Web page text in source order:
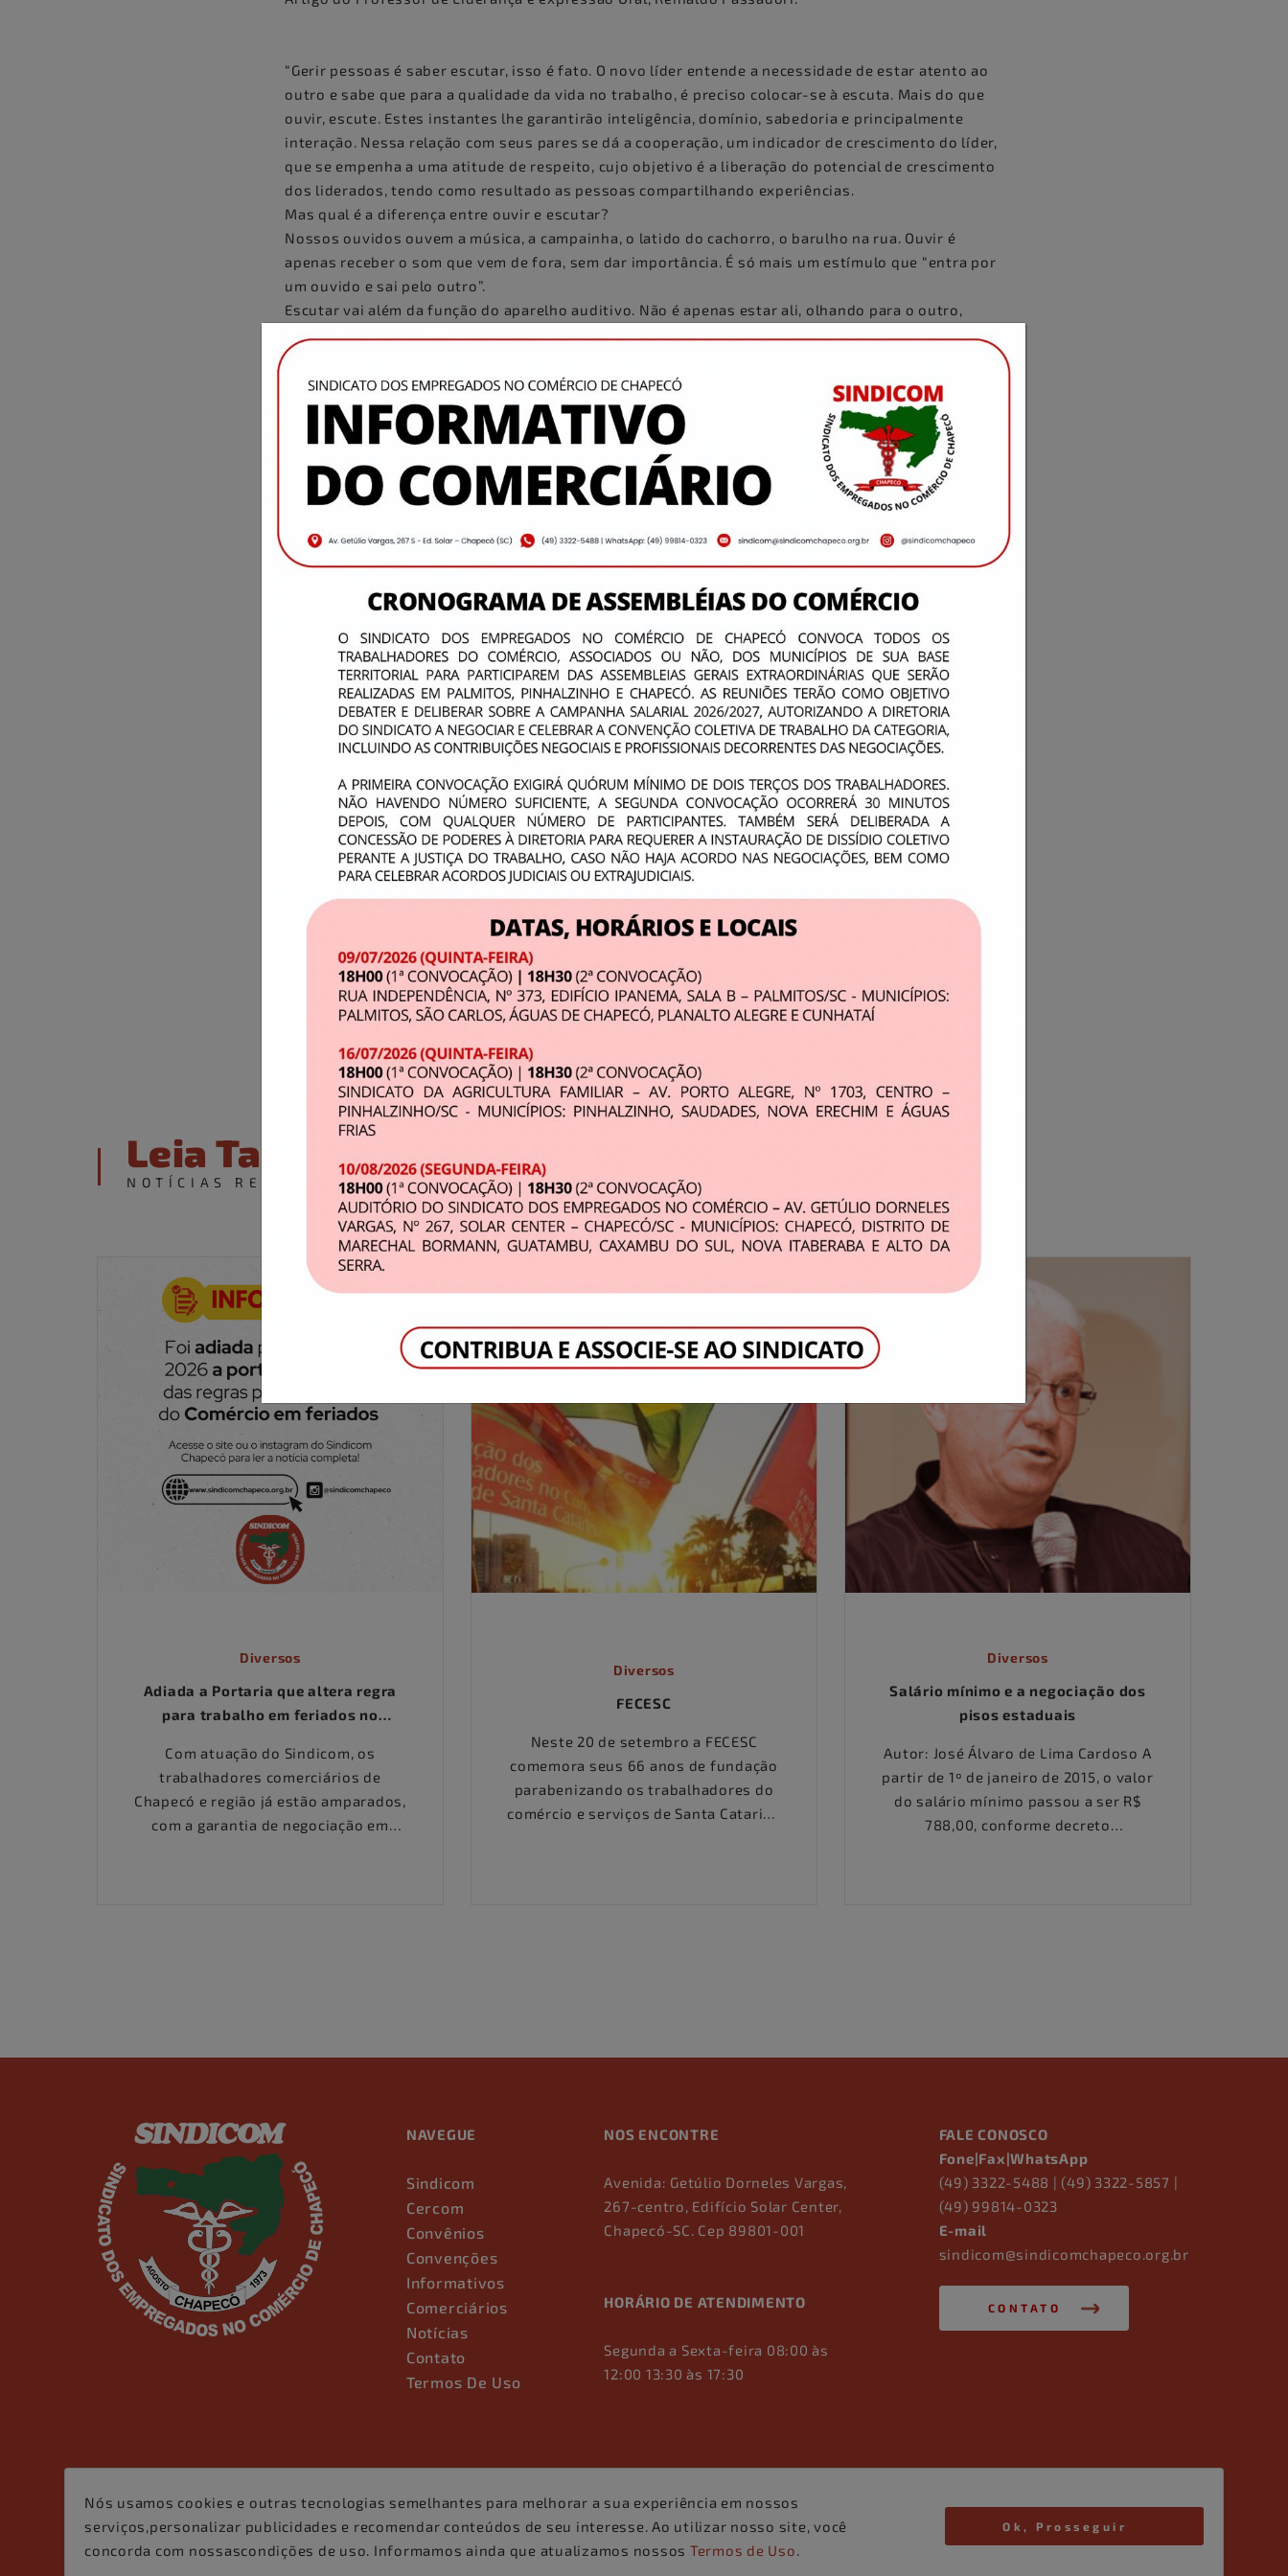
Nós usamos cookies e outras tecnologias semelhantes para melhorar a sua experiência em nossos
serviços,personalizar publicidades e recomendar conteúdos de seu interesse. Ao utilizar nosso site, você
concorda com nossascondições de uso. Informamos ainda que atualizamos nossos Termos de Uso
Ok, Prosseguir
“Gerir pessoas é saber escutar, isso é fato. O novo líder entende a necessidade de estar atento ao
outro e sabe que para a qualidade da vida no trabalho, é preciso colocar-se à escuta. Mais do que
ouvir, escute. Estes instantes lhe garantirão inteligência, domínio, sabedoria e principalmente
interação. Nessa relação com seus pares se dá a cooperação, um indicador de crescimento do líder,
que se empenha a uma atitude de respeito, cujo objetivo é a liberação do potencial de crescimento
dos liderados, tendo como resultado as pessoas compartilhando experiências.
Mas qual é a diferença entre ouvir e escutar?
Nossos ouvidos ouvem a música, a campainha, o latido do cachorro, o barulho na rua. Ouvir é
apenas receber o som que vem de fora, sem dar importância. É só mais um estímulo que “entra por
um ouvido e sai pelo outro”.
Escutar vai além da função do aparelho auditivo. Não é apenas estar ali, olhando para o outro,
esperando que ele termine de falar. A capacidade de ouvir vai além de pose e semblante de ouvinte,
que demonstra interesse pelo argumento, pela matéria, ou fato. Escutar é colocar-se de lado por
um instante, esvaziar-se de alguns conceitos pré-estabelecidos e perceber o que o outro quer lhe
transmitir.
Quem tem boa escuta, dá atenção, está interessado em assimilar a expressão de quem fala e diz a
coisa certa, na hora certa, usando o tom de voz próprio. Em contrapartida, o interlocutor tem
condição de compreender melhor a situação, visualizar o problema e transmitir uma palavra em
tom de voz adequado, sendo capaz, até mesmo, de sugerir alternativas.
preocupadas em falar, falar e falar e não param para escutar e perceber o que há em volta. Vale
dizer que não escutamos apenas com o ouvido.
Escutamos com a nossa atenção. Os gestos, a linguagem corporal e os sinais que os lábios não
porque a mensagem que ouvimos pode estar nas entrelinhas. Acredite: ‘’O corpo fala’’–
pensamento que ilustra esta questão.
Escutar, portanto, é uma habilidade que construímos. Ela pode ser aperfeiçoada ou perdida ao
longo do caminho e corremos o risco de perdê-la no dia a dia corporativo, com a velocidade dos
acontecimentos e demandas, com as constantes informações, o tempo curto e até mesmo por
pode ir, o quanto sabemos escutar as pessoas.
Melhor do que descobrir coisas incríveis sobre os liderados que você escuta, é constatar
habilidades maravilhosas que podem potencializar o trabalho em equipe. Seja o cliente ou o seu
colaborador, dê prioridade em escutar. Demonstre real interesse, escute antes de falar. Essa é uma
sugestão preciosa e você pode valer-se dela em seu sua prática de gestão.
Compartilhe!
Leia Também
NOTÍCIAS RELACIONADAS
Diversos
Adiada a Portaria que altera regra
para trabalho em feriados no
Com atuação do Sindicom, os
trabalhadores comerciários de
Chapecó e região já estão amparados,
com a garantia de negociação em
Diversos
FECESC
Neste 20 de setembro a FECESC
comemora seus 66 anos de fundação
parabenizando os trabalhadores do
comércio e serviços de Santa Catarina
Diversos
Salário mínimo e a negociação dos
pisos estaduais
Autor: José Álvaro de Lima Cardoso A
partir de 1º de janeiro de 2015, o valor
do salário mínimo passou a ser R$
788,00, conforme decreto
NAVEGUE
Sindicom
Cercom
Convênios
Convenções
Informativos
Comerciários
Notícias
Contato
Termos De Uso
NOS ENCONTRE
Avenida: Getúlio Dorneles Vargas,
267-centro, Edifício Solar Center,
Chapecó-SC. Cep 89801-001
HORÁRIO DE ATENDIMENTO
Segunda a Sexta-feira 08:00 às
12:00 13:30 às 17:30
FALE CONOSCO
Fone|Fax|WhatsApp
(49) 3322-5488 | (49) 3322-5857 |
(49) 99814-0323
E-mail
sindicom@sindicomchapeco.org.br
CONTATO
Desenvolvido por